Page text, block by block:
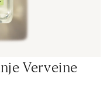
Verveine